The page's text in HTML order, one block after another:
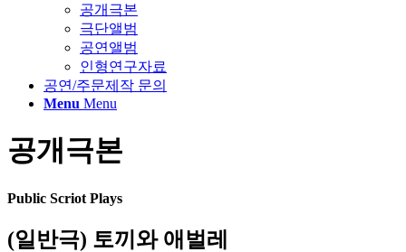
공개극본
극단앨범
공연앨범
인형연구자료
공연/주문제작 문의
Menu Menu
공개극본
Public Scriot Plays
(일반극) 토끼와 애벌레